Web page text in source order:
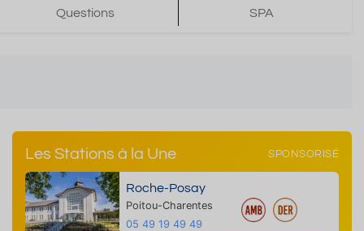
Questions SPA
Les Stations à la Une SPONSORISÉ
Roche-Posay
Poitou-Charentes
05 49 19 49 49